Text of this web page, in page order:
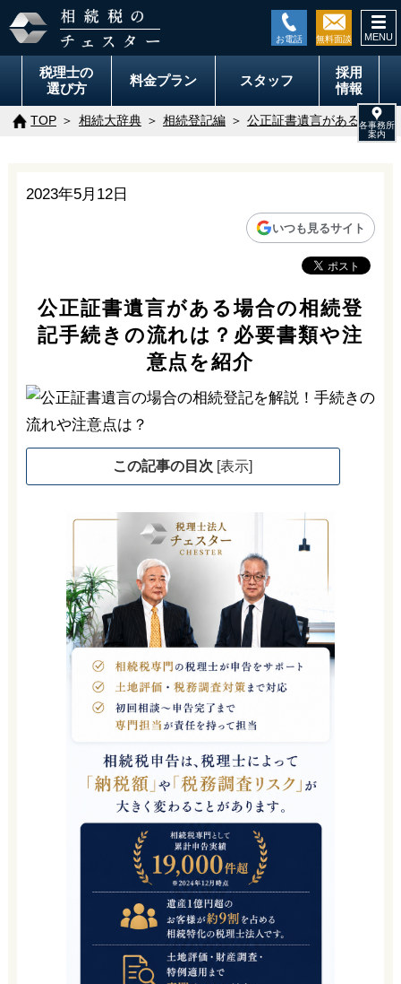
税理士の
選び方
料金プラン スタッフ
採用
情報
TOP 相続大辞典 相続登記編 公正証書遺言がある場合
2023年5月12日
いつも見るサイト
公正証書遺言がある場合の相続登
記手続きの流れは？必要書類や注
意点を紹介
この記事の目次 [表示]